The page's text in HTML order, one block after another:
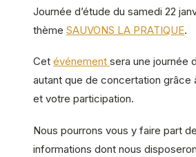
Journée d’étude du samedi 22
thème SAUVONS LA PRATIQUE.
Cet événement sera une journée
autant que de concertation grâce
et votre participation.
Nous pourrons vous y faire part
informations dont nous